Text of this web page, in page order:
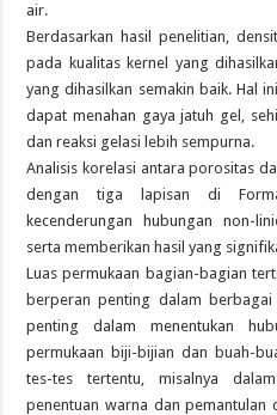
air.
Berdasarkan hasil penelitian,
pada kualitas kernel yang
yang dihasilkan semakin baik. Hal
dapat menahan gaya jatuh gel,
dan reaksi gelasi lebih sempurna.
Analisis korelasi antara porositas
dengan tiga lapisan di
kecenderungan hubungan non-
serta memberikan hasil yang
Luas permukaan bagian-bagian
berperan penting dalam
penting dalam menentukan
permukaan biji-bijian dan buah-
tes-tes tertentu, misalnya
penentuan warna dan pemantulan